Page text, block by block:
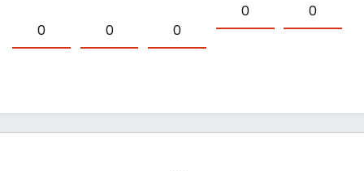
0 0 0
0 0